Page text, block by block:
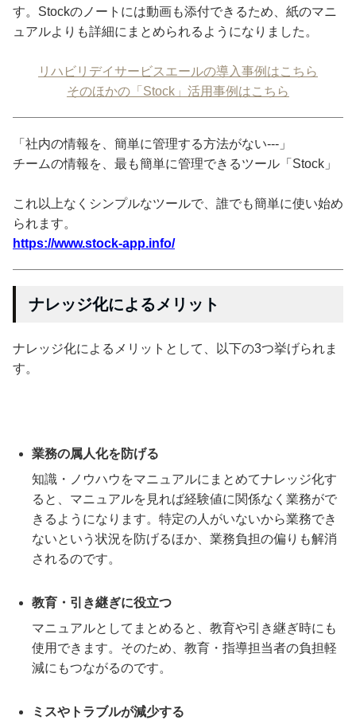
す。Stockのノートには動画も添付できるため、紙のマニ
ュアルよりも詳細にまとめられるようになりました。
リハビリデイサービスエールの導入事例はこちら
そのほかの「Stock」活用事例はこちら
「社内の情報を、簡単に管理する方法がない---」
チームの情報を、最も簡単に管理できるツール「Stock」
これ以上なくシンプルなツールで、誰でも簡単に使い始め
られます。
https://www.stock-app.info/
ナレッジ化によるメリット
ナレッジ化によるメリットとして、以下の3つ挙げられま
す。
業務の属人化を防げる
知識・ノウハウをマニュアルにまとめてナレッジ化す
ると、マニュアルを見れば経験値に関係なく業務がで
きるようになります。特定の人がいないから業務でき
ないという状況を防げるほか、業務負担の偏りも解消
されるのです。
教育・引き継ぎに役立つ
マニュアルとしてまとめると、教育や引き継ぎ時にも
使用できます。そのため、教育・指導担当者の負担軽
減にもつながるのです。
ミスやトラブルが減少する